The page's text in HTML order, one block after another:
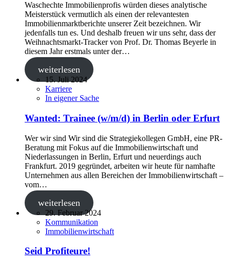
Waschechte Immobilienprofis würden dieses analytische
Meisterstück vermutlich als einen der relevantesten
Immobilienmarktberichte unserer Zeit bezeichnen. Wir
jedenfalls tun es. Und deshalb freuen wir uns sehr, dass der
Weihnachtsmarkt-Tracker von Prof. Dr. Thomas Beyerle in
diesem Jahr erstmals unter der…
weiterlesen
15. Juli 2024
Karriere
In eigener Sache
Wanted: Trainee (w/m/d) in Berlin oder Erfurt
Wer wir sind Wir sind die Strategiekollegen GmbH, eine PR-
Beratung mit Fokus auf die Immobilienwirtschaft und
Niederlassungen in Berlin, Erfurt und neuerdings auch
Frankfurt. 2019 gegründet, arbeiten wir heute für namhafte
Unternehmen aus allen Bereichen der Immobilienwirtschaft –
vom…
weiterlesen
29. Februar 2024
Kommunikation
Immobilienwirtschaft
Seid Profiteure!